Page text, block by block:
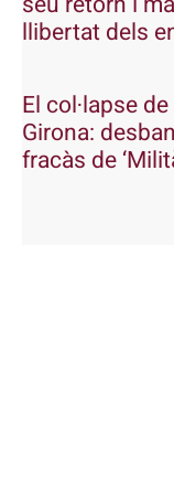
llibertat dels
El col·lapse
Girona:
fracàs de